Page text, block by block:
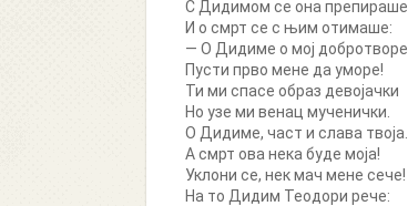
C Дидимом се она препираше
И о смрт се с њим отимаше:
— O Дидиме o мој добротворе
Пусти прво мене да уморе!
Ти ми спасе образ девојачки
Но узе ми венац мученички.
O Дидиме, част и слава твоја.
A смрт ова нека буде моја!
Уклони се, нек мач мене сече!
На то Дидим Теодори рече: